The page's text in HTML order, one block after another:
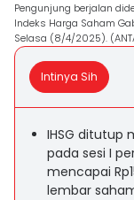
Pengunjung berjalan
Indeks Harga Saham
Selasa (8/4/2025).
Intinya Sih
IHSG ditutup
pada sesi I
mencapai
lembar